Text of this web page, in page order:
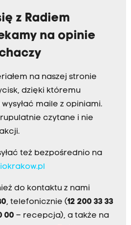
z Radiem
na opinie
na naszej stronie
dzięki któremu
maile z opiniami.
czytane i nie
też bezpośrednio na
do kontaktu z nami
, telefonicznie (12 200 33 33
00 – recepcja), a także na